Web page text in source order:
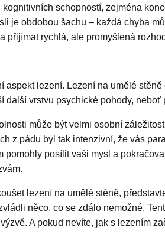
schopností, zejména
je obdobou šachu – každá chyba
přijímat rychlá, ale promyšlená
aspekt lezení. Lezení na umělé
další vrstvu psychické pohody,
může být velmi osobní
z pádu byl tak intenzivní, že vás
pomohly posílit vaši mysl a
lezení na umělé stěně,
něco, co se zdálo nemožné.
A pokud nevíte, jak s lezením